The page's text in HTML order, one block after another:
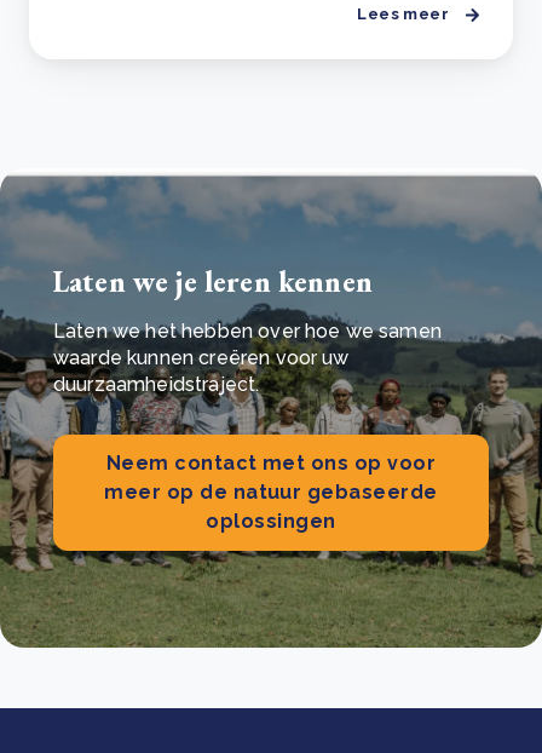
Lees meer
Laten we je leren kennen
Laten we het hebben over hoe we samen
waarde kunnen creëren voor uw
duurzaamheidstraject.
Neem contact met ons op voor
meer op de natuur gebaseerde
oplossingen